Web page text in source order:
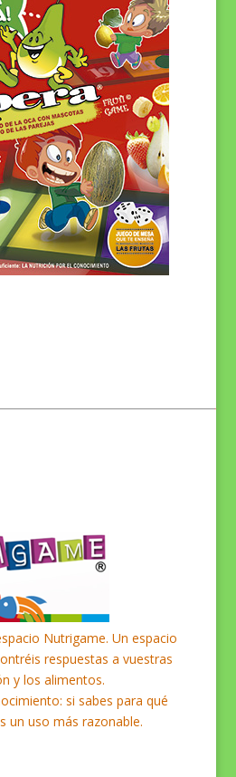
Nutrigame. Un espacio
respuestas a vuestras
y los alimentos.
si sabes para qué
un uso más razonable.